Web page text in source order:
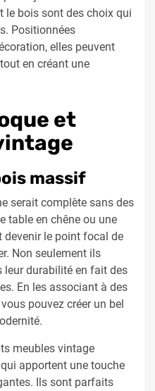
le bois sont des choix qui
Positionnées
elles peuvent
en créant une
et
massif
serait complète sans des
table en chêne ou une
devenir le point focal de
Non seulement ils
leur durabilité en fait des
En les associant à des
pouvez créer un bel
meubles vintage
apportent une touche
Ils sont parfaits